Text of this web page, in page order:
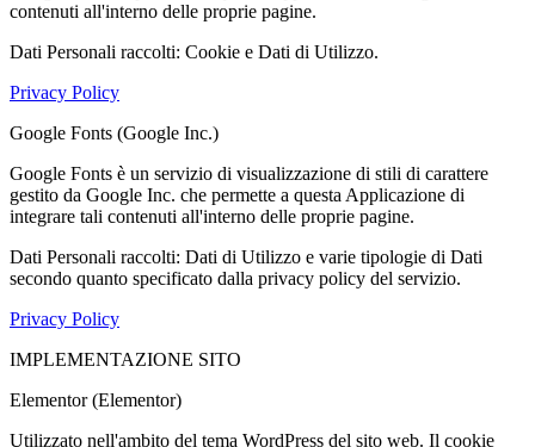
contenuti all'interno delle proprie pagine.
Dati Personali raccolti: Cookie e Dati di Utilizzo.
Privacy Policy
Google Fonts (Google Inc.)
Google Fonts è un servizio di visualizzazione di stili di carattere
gestito da Google Inc. che permette a questa Applicazione di
integrare tali contenuti all'interno delle proprie pagine.
Dati Personali raccolti: Dati di Utilizzo e varie tipologie di Dati
secondo quanto specificato dalla privacy policy del servizio.
Privacy Policy
IMPLEMENTAZIONE SITO
Elementor (Elementor)
Utilizzato nell'ambito del tema WordPress del sito web. Il cookie